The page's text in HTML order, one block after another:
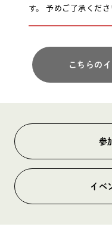
す。 予めご了承くださ
こちらの
参
イベ